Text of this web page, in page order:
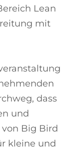
Lean
mit
dass
und
Big Bird
kleine und